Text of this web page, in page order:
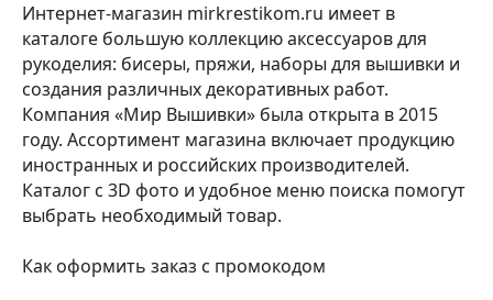
Интернет-магазин mirkrestikom.ru имеет в
каталоге большую коллекцию аксессуаров для
рукоделия: бисеры, пряжи, наборы для вышивки и
создания различных декоративных работ.
Компания «Мир Вышивки» была открыта в 2015
году. Ассортимент магазина включает продукцию
иностранных и российских производителей.
Каталог с 3D фото и удобное меню поиска помогут
выбрать необходимый товар.
Как оформить заказ с промокодом